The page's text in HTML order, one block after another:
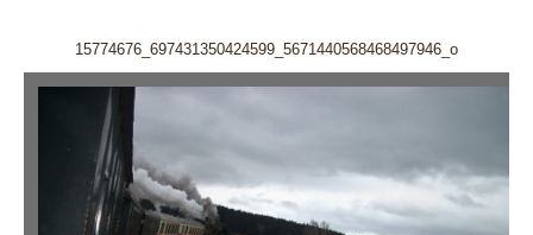
15774676_697431350424599_5671440568468497946_o